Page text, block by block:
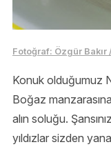
Fotoğraf: Özgür
Konuk olduğumuz
Boğaz
alın soluğu.
yıldızlar sizden